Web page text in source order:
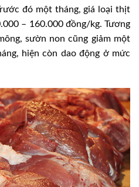
đó một tháng, giá loại thịt
– 160.000 đồng/kg. Tương
sườn non cũng giảm một
hiện còn dao động ở mức